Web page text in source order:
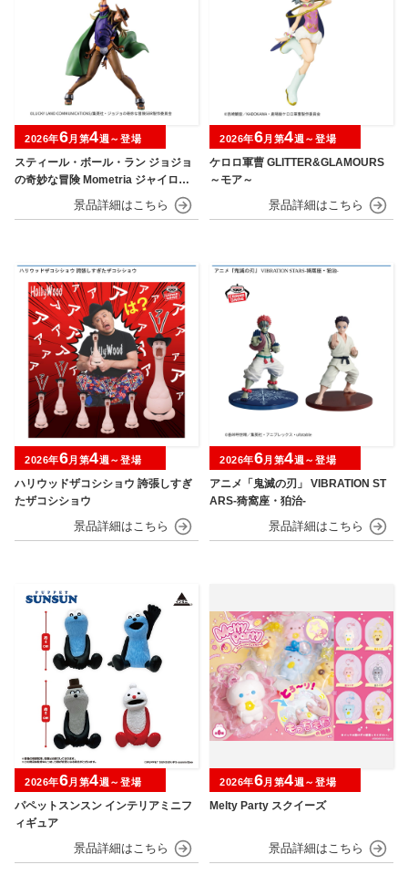
スティール・ボール・ラン ジョジョ
の奇妙な冒険 Mometria ジャイロ・
2026年6月第4週～登場
ケロロ軍曹 GLITTER&GLAMOURS
～モア～
2026年6月第4週～登場
ハリウッドザコシショウ 誇張しすぎ
たザコシショウ
2026年6月第4週～登場
アニメ「鬼滅の刃」 VIBRATION ST
ARS-猗窩座・狛治-
2026年6月第4週～登場
パペットスンスン インテリアミニフ
ィギュア
2026年6月第4週～登場
Melty Party スクイーズ
2026年6月第4週～登場